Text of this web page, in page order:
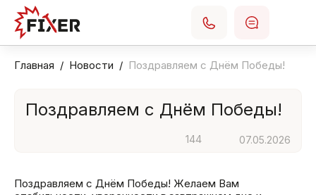
Главная Новости Поздравляем с Днём Победы!
Поздравляем с Днём Победы!
144 07.05.2026
Поздравляем с Днём Победы! Желаем Вам